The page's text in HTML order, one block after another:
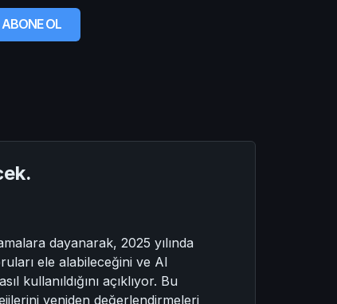
ABONE OL
dayanarak, 2025 yılında
ele alabileceğini ve AI
açıklıyor. Bu
yeniden değerlendirmeleri